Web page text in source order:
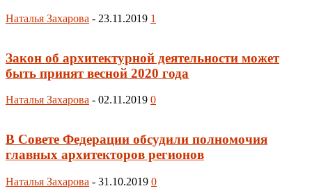
Наталья Захарова - 23.11.2019 1
Закон об архитектурной деятельности может
быть принят весной 2020 года
Наталья Захарова - 02.11.2019 0
В Совете Федерации обсудили полномочия
главных архитекторов регионов
Наталья Захарова - 31.10.2019 0